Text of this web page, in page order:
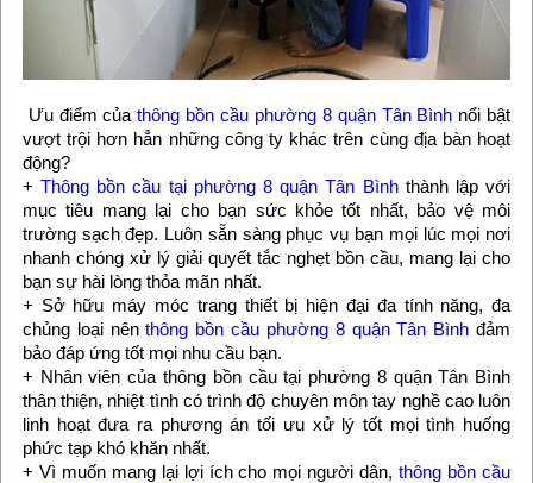
Ưu điểm củathông bồn cầu phường 8 quận Tân Bình nổi bật
vượt trội hơn hẳn những công ty khác trên cùng địa bàn hoạt
động?
+Thông bồn cầu tại phường 8 quận Tân Bìnhthành lập với
mục tiêu mang lại cho bạn sức khỏe tốt nhất, bảo vệ môi
trường sạch đẹp. Luôn sẵn sàng phục vụ bạn mọi lúc mọi nơi
nhanh chóng xử lý giải quyết tắc nghẹt bồn cầu, mang lại cho
bạn sự hài lòng thỏa mãn nhất.
+ Sở hữu máy móc trang thiết bị hiện đại đa tính năng, đa
chủng loại nênthông bồn cầu phường 8 quận Tân Bình đảm
bảo đáp ứng tốt mọi nhu cầu bạn.
+ Nhân viên của thông bồn cầu tại phường 8 quận Tân Bình
thân thiện, nhiệt tình có trình độ chuyên môn tay nghề cao luôn
linh hoạt đưa ra phương án tối ưu xử lý tốt mọi tình huống
phức tạp khó khăn nhất.
+ Vì muốn mang lại lợi ích cho mọi người dân,thông bồn cầu